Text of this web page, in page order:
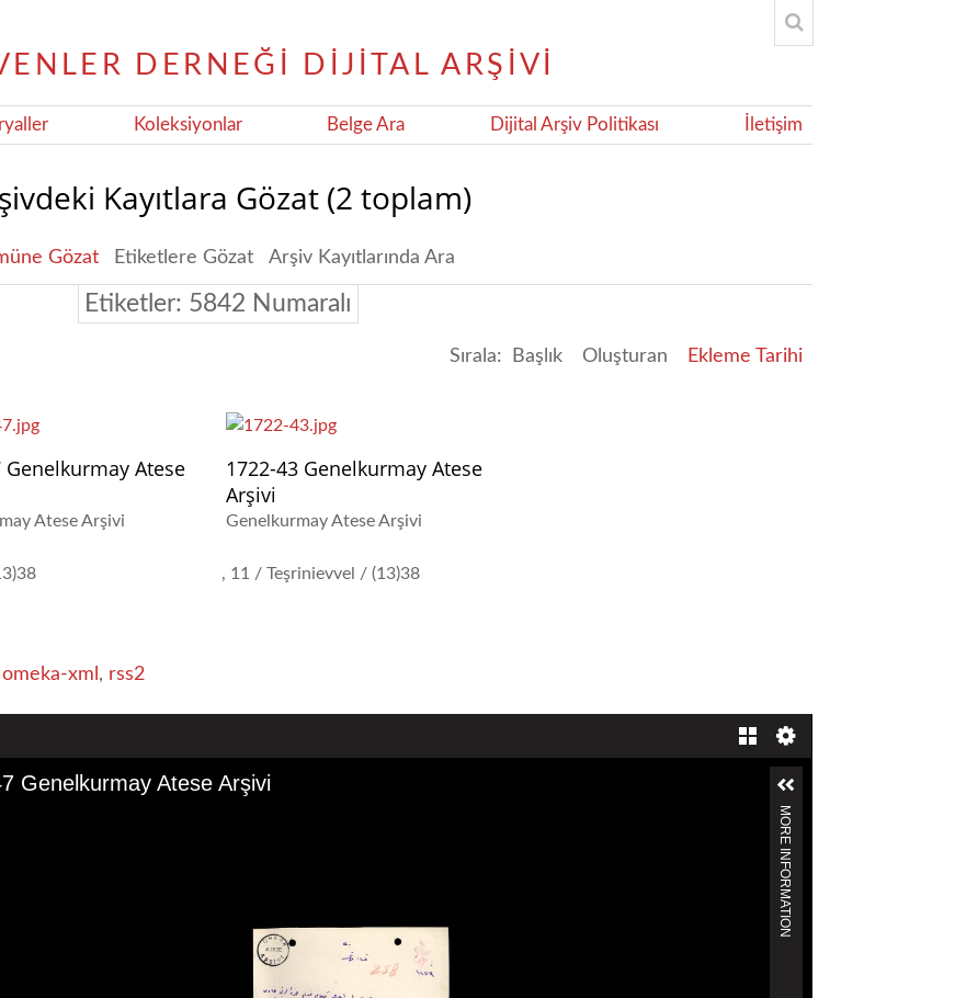
Koleksiyonlar Belge Ara Dijital Arşiv Politikası İletişim
Kayıtlara Gözat (2 toplam)
Gözat Etiketlere Gözat Arşiv Kayıtlarında Ara
Etiketler: 5842 Numaralı
Sırala: Başlık Oluşturan Ekleme Tarihi
Genelkurmay Atese
Atese Arşivi
1722-43 Genelkurmay Atese
Arşivi
Genelkurmay Atese Arşivi
11 / Teşrinievvel / (13)38
omeka-xml , rss2